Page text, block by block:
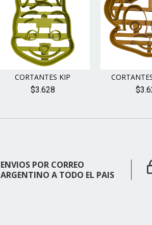
CORTANTES KIP
$3.628
ENVIOS POR CORREO
ARGENTINO A TODO EL PAIS